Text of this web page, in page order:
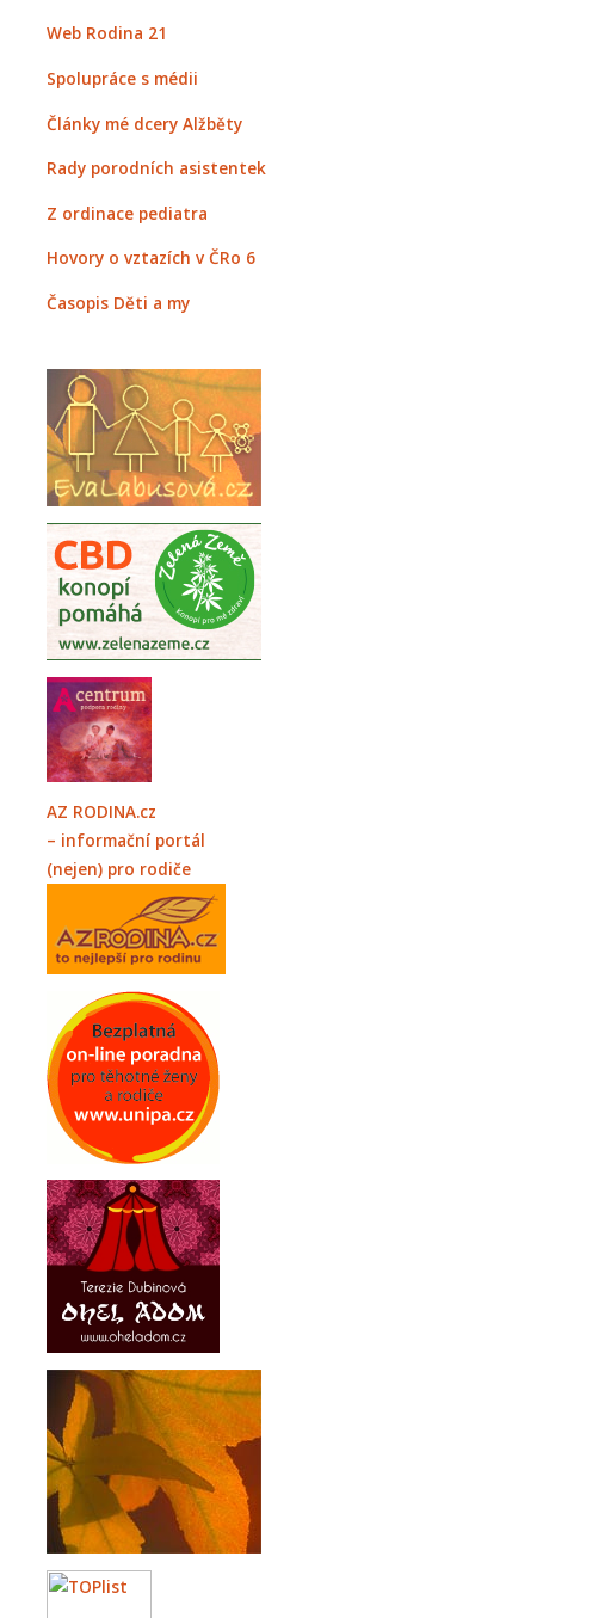
Web Rodina 21
Spolupráce s médii
Články mé dcery Alžběty
Rady porodních asistentek
Z ordinace pediatra
Hovory o vztazích v ČRo 6
Časopis Děti a my
AZ RODINA.cz
– informační portál
(nejen) pro rodiče